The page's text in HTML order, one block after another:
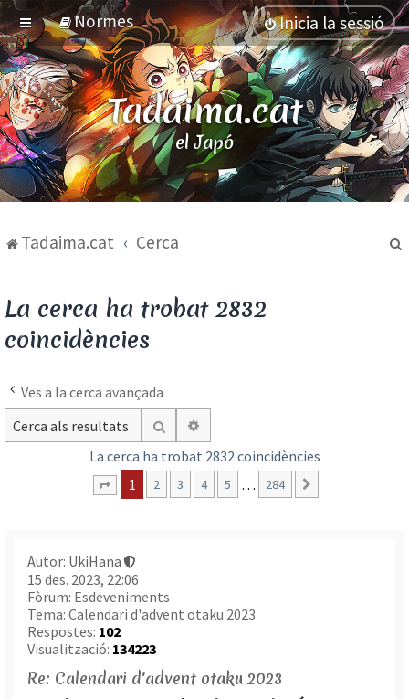
Normes Inicia la sessió
Tadaima.cat
el Japó
Tadaima.cat Cerca
La cerca ha trobat 2832
coincidències
Ves a la cerca avançada
Cerca
La cerca ha trobat 2832 coincidències
Pàgina 1de284
1 2 3 4 5 … 284
Autor: UkiHana
15 des. 2023, 22:06
Fòrum: Esdeveniments
Tema: Calendari d'advent otaku 2023
Respostes: 102
Visualització: 134223
Re: Calendari d'advent otaku 2023